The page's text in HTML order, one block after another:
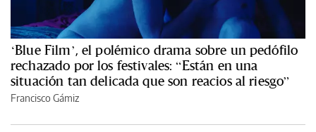
‘Blue Film’, el polémico drama sobre un pedófilo
rechazado por los festivales: “Están en una
situación tan delicada que son reacios al riesgo”
Francisco Gámiz